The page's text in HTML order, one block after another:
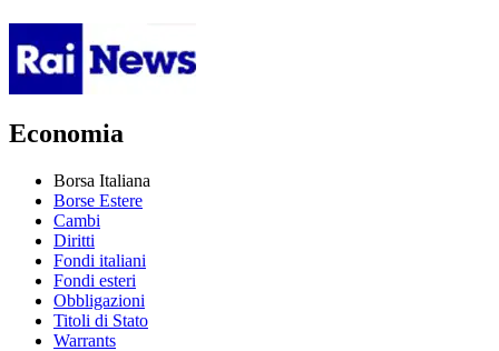
Economia
Borsa Italiana
Borse Estere
Cambi
Diritti
Fondi italiani
Fondi esteri
Obbligazioni
Titoli di Stato
Warrants